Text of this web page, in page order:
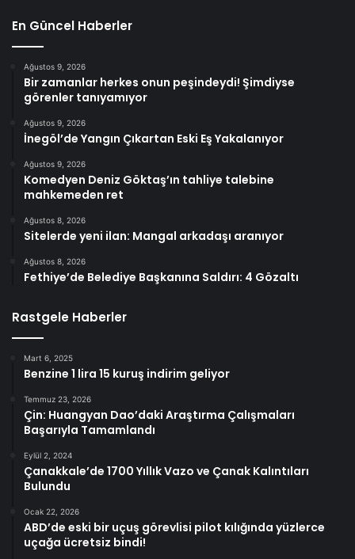
En Güncel Haberler
Ağustos 9, 2026
Bir zamanlar herkes onun peşindeydi! Şimdiyse
görenler tanıyamıyor
Ağustos 9, 2026
İnegöl’de Yangın Çıkartan Eski Eş Yakalanıyor
Ağustos 9, 2026
Komedyen Deniz Göktaş’ın tahliye talebine
mahkemeden ret
Ağustos 8, 2026
Sitelerde yeni ilan: Mangal arkadaşı aranıyor
Ağustos 8, 2026
Fethiye’de Belediye Başkanına Saldırı: 4 Gözaltı
Rastgele Haberler
Mart 6, 2025
Benzine 1 lira 15 kuruş indirim geliyor
Temmuz 23, 2026
Çin: Huangyan Dao’daki Araştırma Çalışmaları
Başarıyla Tamamlandı
Eylül 2, 2024
Çanakkale’de 1700 Yıllık Vazo ve Çanak Kalıntıları
Bulundu
Ocak 22, 2026
ABD’de eski bir uçuş görevlisi pilot kılığında yüzlerce
uçağa ücretsiz bindi!